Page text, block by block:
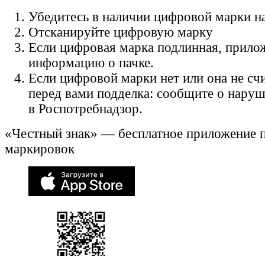
Убедитесь в наличии цифровой марки
Отсканируйте цифровую марку
Если цифровая марка подлинная,
информацию о пачке.
Если цифровой марки нет или она не
перед вами подделка: сообщите о
в Роспотребнадзор.
«Честный знак» — бесплатное приложение
маркировок